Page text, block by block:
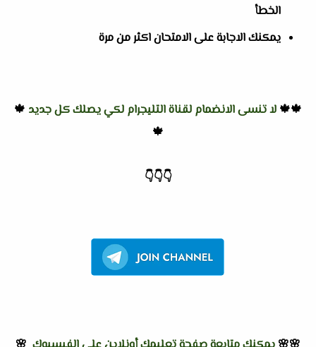
الخطأ
يمكنك الاجابة على الامتحان اكثر من مرة
🍁🍁 لا تنسى الانضمام لقناة التليجرام لكي يصلك كل جديد 🍁
🍁
👇
👇
👇